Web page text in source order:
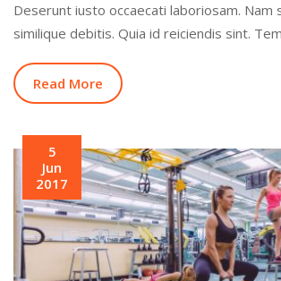
Deserunt iusto occaecati laboriosam. Nam
similique debitis. Quia id reiciendis sint.
Read More
5
Jun
2017